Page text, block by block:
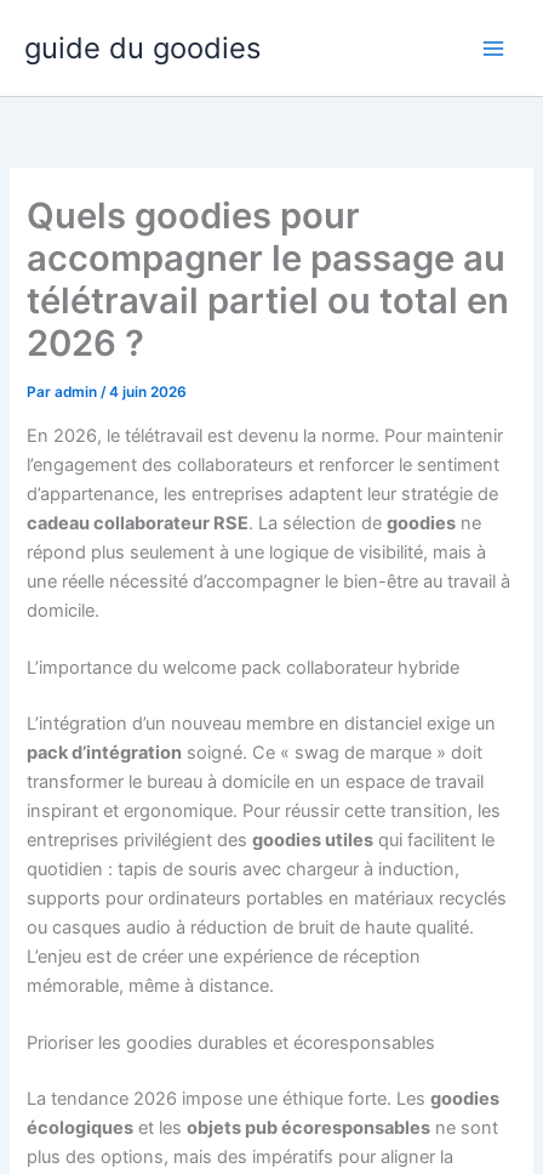
contenu
guide du goodies
Quels goodies pour
accompagner le passage au
télétravail partiel ou total en
2026 ?
Paradmin/4 juin 2026
En 2026, le télétravail est devenu la norme. Pour maintenir
l’engagement des collaborateurs et renforcer le sentiment
d’appartenance, les entreprises adaptent leur stratégie de
cadeau collaborateur RSE. La sélection degoodies ne
répond plus seulement à une logique de visibilité, mais à
une réelle nécessité d’accompagner le bien-être au travail à
domicile.
L’importance du welcome pack collaborateur hybride
L’intégration d’un nouveau membre en distanciel exige un
pack d’intégration soigné. Ce « swag de marque » doit
transformer le bureau à domicile en un espace de travail
inspirant et ergonomique. Pour réussir cette transition, les
entreprises privilégient desgoodies utiles qui facilitent le
quotidien : tapis de souris avec chargeur à induction,
supports pour ordinateurs portables en matériaux recyclés
ou casques audio à réduction de bruit de haute qualité.
L’enjeu est de créer une expérience de réception
mémorable, même à distance.
Prioriser les goodies durables et écoresponsables
La tendance 2026 impose une éthique forte. Lesgoodies
écologiques et lesobjets pub écoresponsables ne sont
plus des options, mais des impératifs pour aligner la